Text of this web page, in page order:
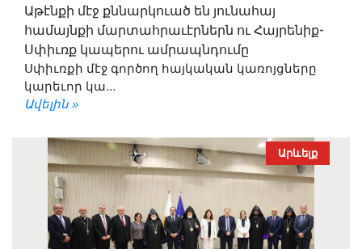
Աթէնքի մէջ քննարկուած են յունահայ
համայնքի մարտահրաւէրներն ու Հայրենիք-
Սփիւռք կապերու ամրապնդումը
Սփիւռքի մէջ գործող հայկական կառոյցները
կարեւոր կա...
Ավելին »
Արևելք